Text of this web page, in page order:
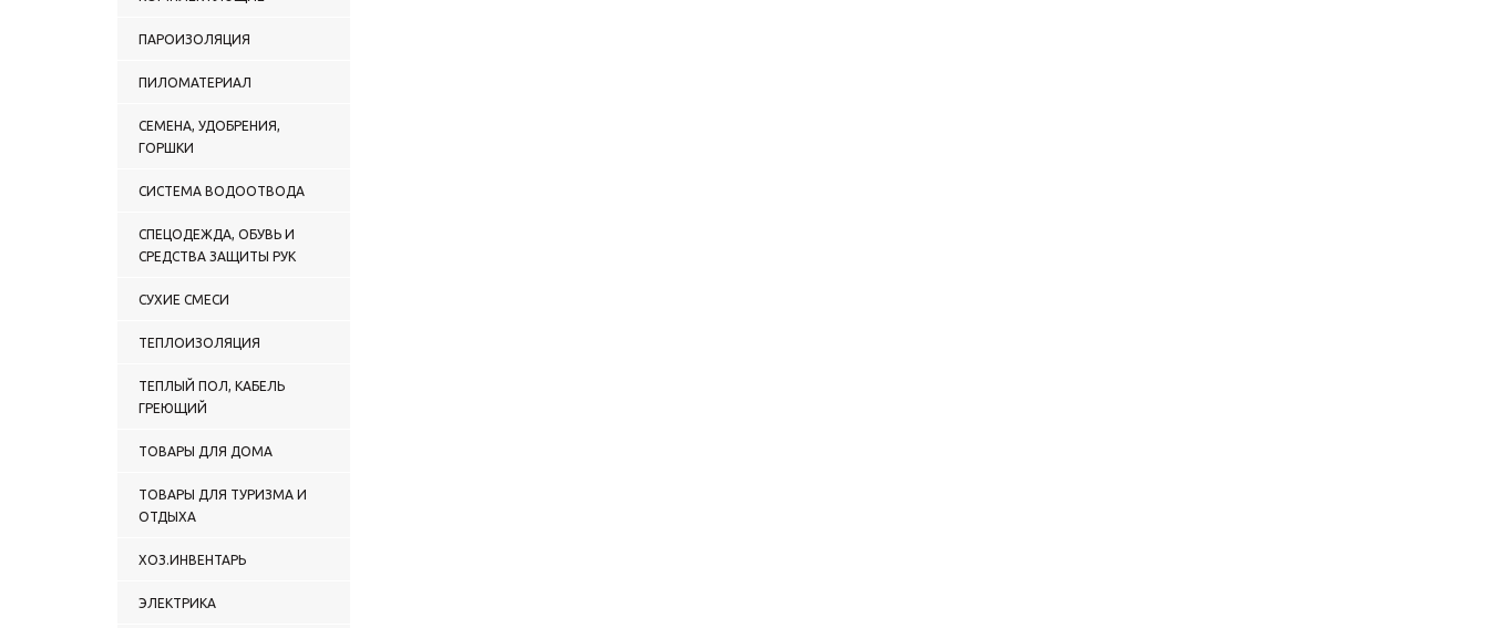
ПАРОИЗОЛЯЦИЯ
ПИЛОМАТЕРИАЛ
СЕМЕНА, УДОБРЕНИЯ,
ГОРШКИ
СИСТЕМА ВОДООТВОДА
СПЕЦОДЕЖДА, ОБУВЬ И
СРЕДСТВА ЗАЩИТЫ РУК
СУХИЕ СМЕСИ
ТЕПЛОИЗОЛЯЦИЯ
ТЕПЛЫЙ ПОЛ, КАБЕЛЬ
ГРЕЮЩИЙ
ТОВАРЫ ДЛЯ ДОМА
ТОВАРЫ ДЛЯ ТУРИЗМА И
ОТДЫХА
ХОЗ.ИНВЕНТАРЬ
ЭЛЕКТРИКА